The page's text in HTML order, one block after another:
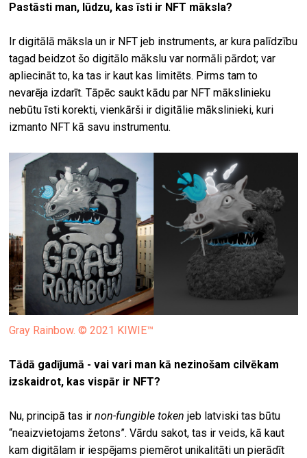
Pastāsti man, lūdzu, kas īsti ir NFT māksla?
Ir digitālā māksla un ir NFT jeb instruments, ar kura palīdzību
tagad beidzot šo digitālo mākslu var normāli pārdot; var
apliecināt to, ka tas ir kaut kas limitēts. Pirms tam to
nevarēja izdarīt. Tāpēc saukt kādu par NFT mākslinieku
nebūtu īsti korekti, vienkārši ir digitālie mākslinieki, kuri
izmanto NFT kā savu instrumentu.
Gray Rainbow. © 2021 KIWIE™
Tādā gadījumā - vai vari man kā nezinošam cilvēkam
izskaidrot, kas vispār ir NFT?
Nu, principā tas irnon-fungible tokenjeb latviski tas būtu
“neaizvietojams žetons”. Vārdu sakot, tas ir veids, kā kaut
kam digitālam ir iespējams piemērot unikalitāti un pierādīt